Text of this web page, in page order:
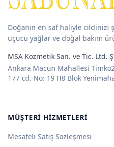
Doğanın en saf haliyle cildinizi
uçucu yağlar ve doğal bakım
MSA Kozmetik San. ve Tic. Ltd.
Ankara Macun Mahallesi
177 cd. No: 19 H8 Blok
MÜŞTERI HIZMETLERI
Mesafeli Satış Sözleşmesi